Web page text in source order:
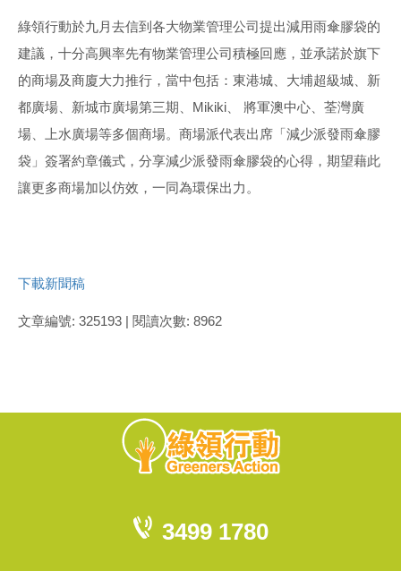
綠領行動於九月去信到各大物業管理公司提出減用雨傘膠袋的
建議，十分高興率先有物業管理公司積極回應，並承諾於旗下
的商場及商廈大力推行，當中包括：東港城、大埔超級城、新
都廣場、新城市廣場第三期、Mikiki、 將軍澳中心、荃灣廣
場、上水廣場等多個商場。商場派代表出席「減少派發雨傘膠
袋」簽署約章儀式，分享減少派發雨傘膠袋的心得，期望藉此
讓更多商場加以仿效，一同為環保出力。
下載新聞稿
文章編號: 325193 | 閱讀次數: 8962
3499 1780